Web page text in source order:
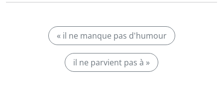
« il ne manque pas d'humour
il ne parvient pas à »